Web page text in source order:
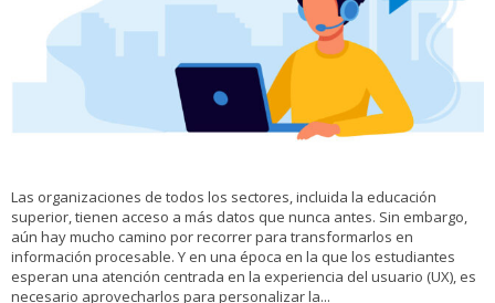
Las organizaciones de todos los sectores, incluida la educación
superior, tienen acceso a más datos que nunca antes. Sin embargo,
aún hay mucho camino por recorrer para transformarlos en
información procesable. Y en una época en la que los estudiantes
esperan una atención centrada en la experiencia del usuario (UX), es
necesario aprovecharlos para personalizar la...